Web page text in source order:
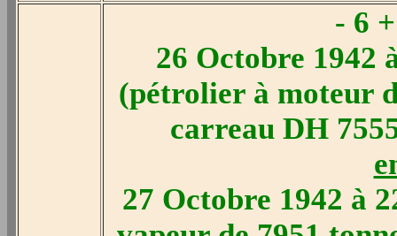
- 6
26 Octobre 1942
(pétrolier à moteur
carreau DH
27 Octobre 1942 à